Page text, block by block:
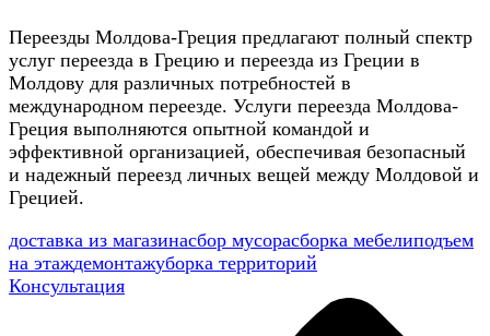
Переезды Молдова-Греция предлагают полный спектр
услуг переезда в Грецию и переезда из Греции в
Молдову для различных потребностей в
международном переезде. Услуги переезда Молдова-
Греция выполняются опытной командой и
эффективной организацией, обеспечивая безопасный
и надежный переезд личных вещей между Молдовой и
Грецией.
доставка из магазинасбор мусорасборка мебелиподъем
на этаждемонтажуборка территорий
Консультация